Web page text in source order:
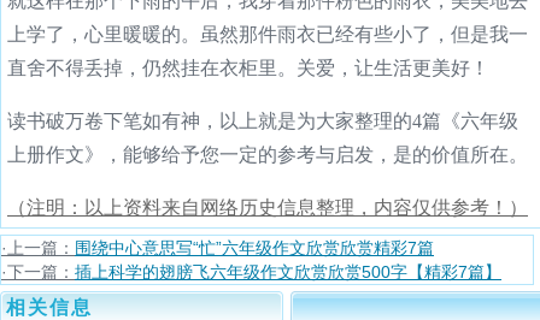
上学了，心里暖暖的。虽然那件雨衣已经有些小了，但是我一
直舍不得丢掉，仍然挂在衣柜里。关爱，让生活更美好！
读书破万卷下笔如有神，以上就是为大家整理的4篇《六年级
上册作文》，能够给予您一定的参考与启发，是的价值所在。
（注明：以上资料来自网络历史信息整理，内容仅供参考！）
·上一篇： 围绕中心意思写“忙”六年级作文欣赏欣赏精彩7篇
·下一篇： 插上科学的翅膀飞六年级作文欣赏欣赏500字【精彩7篇】
相关信息